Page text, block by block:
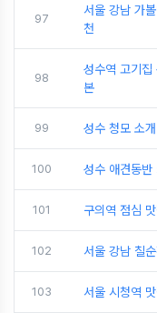
97
서울 강남 가
천
98
성수역 고기집
본
99 성수 청모 소
100 성수 애견동반
101 구의역 점심
102 서울 강남 칠
103 서울 시청역